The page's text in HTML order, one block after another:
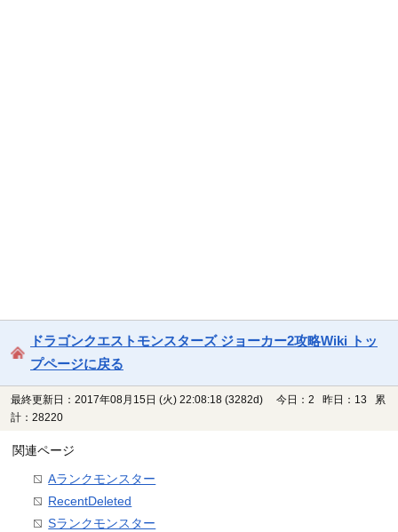
ドラゴンクエストモンスターズ ジョーカー2攻略Wiki トッ
プページに戻る
最終更新日：2017年08月15日 (火) 22:08:18 (3282d)
今日：2 昨日：13 累
計：28220
関連ページ
Aランクモンスター
RecentDeleted
Sランクモンスター